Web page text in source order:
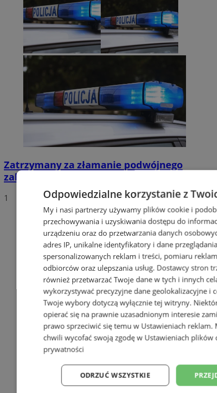
Zatrzymany za złamanie podwójnego
zakazu prowadzenia pojazdów!
1 Odpowiedzialne korzystanie z
My i nasi partnerzy używamy plików cookie i
przechowywania i uzyskiwania dostępu do
urządzeniu oraz do przetwarzania danych
adres IP, unikalne identyfikatory i dane
spersonalizowanych reklam i treści, pomiaru
odbiorców oraz ulepszania usług. Dostawcy stron
również przetwarzać Twoje dane w tych i innych
wykorzystywać precyzyjne dane geolokalizacyjne i
Twoje wybory dotyczą wyłącznie tej witryny.
opierać się na prawnie uzasadnionym interesie
prawo sprzeciwić się temu w Ustawieniach reklam.
chwili wycofać swoją zgodę w Ustawieniach plików
prywatności
ODRZUĆ WSZYSTKIE